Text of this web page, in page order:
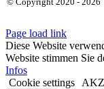
Page load link
Diese Website
Website stimmen Sie
Infos
Cookie settings